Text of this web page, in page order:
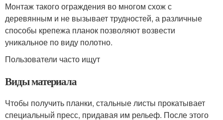
Монтаж такого ограждения во многом схож с
деревянным и не вызывает трудностей, а различные
способы крепежа планок позволяют возвести
уникальное по виду полотно.
Пользователи часто ищут
Виды материала
Чтобы получить планки, стальные листы прокатывает
специальный пресс, придавая им рельеф. После этого